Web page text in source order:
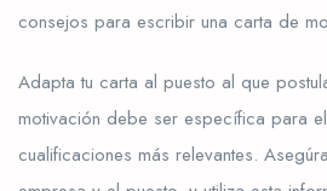
consejos para escribir una carta de
Adapta tu carta al puesto al que
motivación debe ser específica para
cualificaciones más relevantes.